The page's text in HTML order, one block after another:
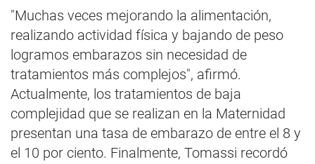
"Muchas veces mejorando la alimentación,
realizando actividad física y bajando de peso
logramos embarazos sin necesidad de
tratamientos más complejos", afirmó.
Actualmente, los tratamientos de baja
complejidad que se realizan en la Maternidad
presentan una tasa de embarazo de entre el 8 y
el 10 por ciento. Finalmente, Tomassi recordó